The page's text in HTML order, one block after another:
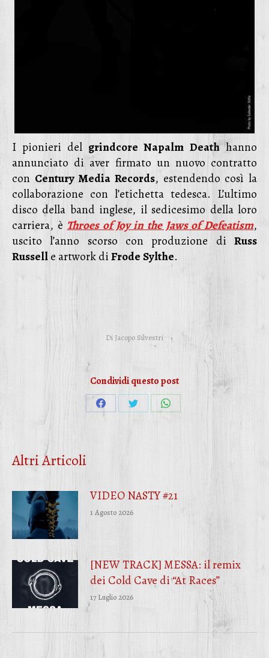
I pionieri del grindcore Napalm Deathhanno
annunciato di aver firmato un nuovo contratto
con Century Media Records, estendendo così la
collaborazione con l’etichetta tedesca. L’ultimo
disco della band inglese, il sedicesimo della loro
carriera, è Throes of Joy in the Jaws of Defeatism,
uscito l’anno scorso con produzione di Russ
Russelle artwork diFrodeSylthe.
Di Jacopo Silvestri
Condividi questo post
CondividiCondividiCondividi
Altri Articoli
VIDEO NASTY #21
1 Agosto 2026
[NEW TRACK] MESSA: il remix
dei Cold Cave di “At Races”
17 Luglio 2026